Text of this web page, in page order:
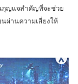
กุญแจสำคัญที่จะช่วย
นผ่านความเสี่ยงให้